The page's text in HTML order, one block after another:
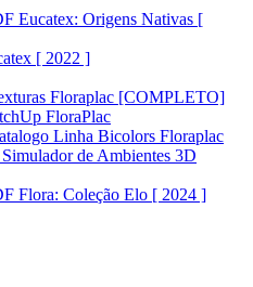
Eucatex: Origens Nativas [
[ 2022 ]
Floraplac [COMPLETO]
FloraPlac
Linha Bicolors Floraplac
de Ambientes 3D
Flora: Coleção Elo [ 2024 ]